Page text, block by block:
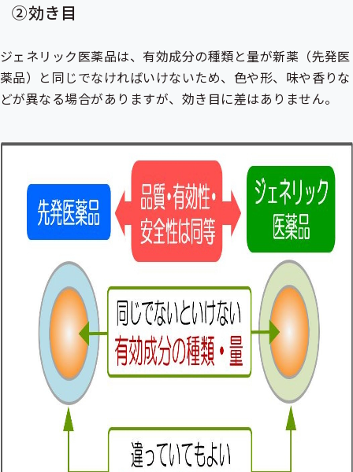
②効き目
ジェネリック医薬品は、有効成分の種類と量が新薬（先発医
薬品）と同じでなければいけないため、色や形、味や香りな
どが異なる場合がありますが、効き目に差はありません。